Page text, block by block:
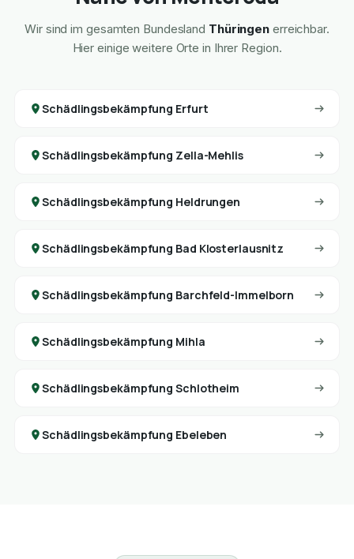
Wir sind im gesamten Bundesland Thüringen erreichbar.
Hier einige weitere Orte in Ihrer Region.
Schädlingsbekämpfung Erfurt
Schädlingsbekämpfung Zella-Mehlis
Schädlingsbekämpfung Heldrungen
Schädlingsbekämpfung Bad Klosterlausnitz
Schädlingsbekämpfung Barchfeld-Immelborn
Schädlingsbekämpfung Mihla
Schädlingsbekämpfung Schlotheim
Schädlingsbekämpfung Ebeleben